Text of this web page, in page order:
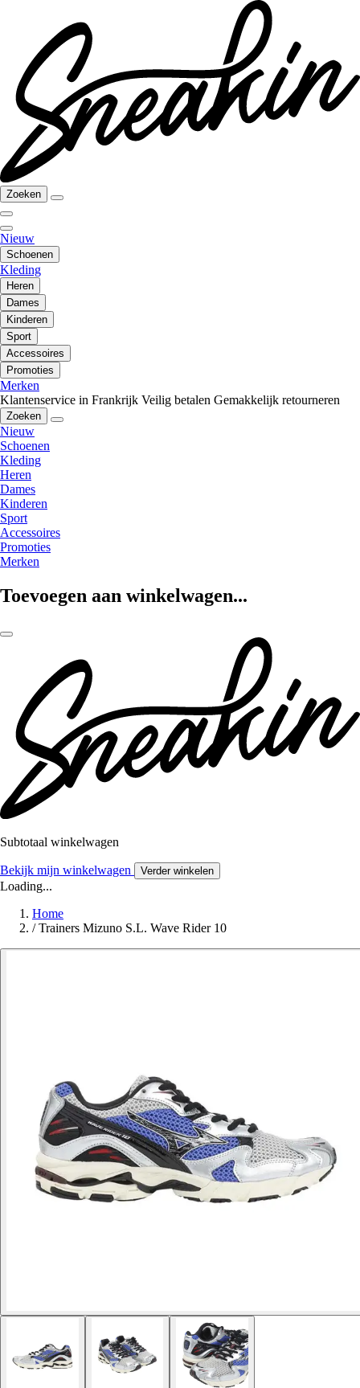
Zoeken
Nieuw
Schoenen
Kleding
Heren
Dames
Kinderen
Sport
Accessoires
Promoties
Merken
Klantenservice in Frankrijk Veilig betalen Gemakkelijk retourneren
Zoeken
Nieuw
Schoenen
Kleding
Heren
Dames
Kinderen
Sport
Accessoires
Promoties
Merken
Toevoegen aan winkelwagen...
Subtotaal winkelwagen
Bekijk mijn winkelwagen Verder winkelen
Loading...
Home
/ Trainers Mizuno S.L. Wave Rider 10